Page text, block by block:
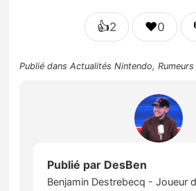
👍2 ❤️0
Publié dansActualités Nintendo,Rumeurs
Publié par DesBen
Benjamin Destrebecq - Joueur